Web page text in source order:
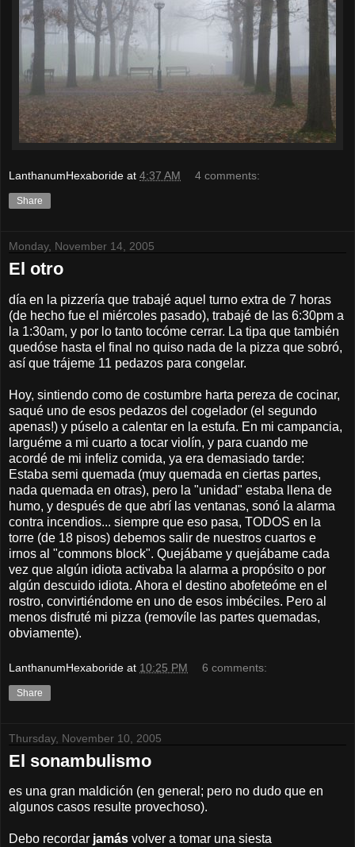
LanthanumHexaboride at 4:37 AM 4 comments:
Share
Monday, November 14, 2005
El otro
día en la pizzería que trabajé aquel turno extra de 7 horas
(de hecho fue el miércoles pasado), trabajé de las 6:30pm a
la 1:30am, y por lo tanto tocóme cerrar. La tipa que también
quedóse hasta el final no quiso nada de la pizza que sobró,
así que trájeme 11 pedazos para congelar.
Hoy, sintiendo como de costumbre harta pereza de cocinar,
saqué uno de esos pedazos del cogelador (el segundo
apenas!) y púselo a calentar en la estufa. En mi campancia,
larguéme a mi cuarto a tocar violín, y para cuando me
acordé de mi infeliz comida, ya era demasiado tarde:
Estaba semi quemada (muy quemada en ciertas partes,
nada quemada en otras), pero la "unidad" estaba llena de
humo, y después de que abrí las ventanas, sonó la alarma
contra incendios... siempre que eso pasa, TODOS en la
torre (de 18 pisos) debemos salir de nuestros cuartos e
irnos al "commons block". Quejábame y quejábame cada
vez que algún idiota activaba la alarma a propósito o por
algún descuido idiota. Ahora el destino abofeteóme en el
rostro, convirtiéndome en uno de esos imbéciles. Pero al
menos disfruté mi pizza (removíle las partes quemadas,
obviamente).
LanthanumHexaboride at 10:25 PM 6 comments:
Share
Thursday, November 10, 2005
El sonambulismo
es una gran maldición (en general; pero no dudo que en
algunos casos resulte provechoso).
Debo recordar jamás volver a tomar una siesta